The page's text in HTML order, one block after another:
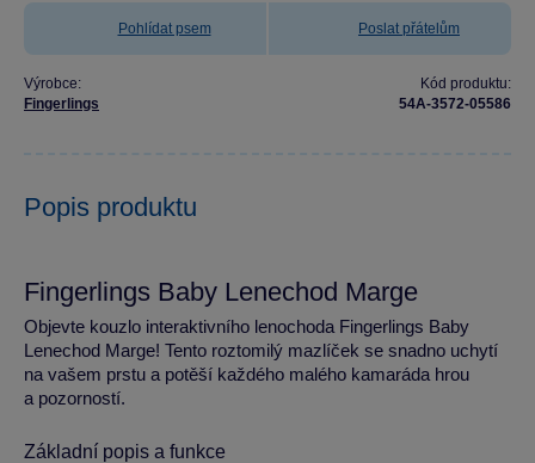
Pohlídat psem Poslat přátelům
Výrobce:
Fingerlings
Kód produktu:
54A-3572-05586
Popis produktu
Fingerlings Baby Lenechod Marge
Objevte kouzlo interaktivního lenochoda Fingerlings Baby
Lenechod Marge! Tento roztomilý mazlíček se snadno uchytí
na vašem prstu a potěší každého malého kamaráda hrou
a pozorností.
Základní popis a funkce